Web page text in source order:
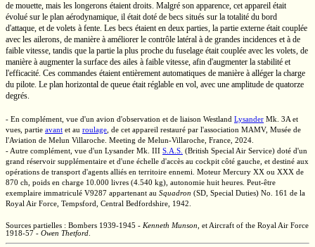
de mouette, mais les longerons étaient droits. Malgré son apparence, cet appareil était
évolué sur le plan aérodynamique, il était doté de becs situés sur la totalité du bord
d'attaque, et de volets à fente. Les becs étaient en deux parties, la partie externe était couplée
avec les ailerons, de manière à améliorer le contrôle latéral à de grandes incidences et à de
faible vitesse, tandis que la partie la plus proche du fuselage était couplée avec les volets, de
manière à augmenter la surface des ailes à faible vitesse, afin d'augmenter la stabilité et
l'efficacité. Ces commandes étaient entièrement automatiques de manière à alléger la charge
du pilote. Le plan horizontal de queue était réglable en vol, avec une amplitude de quatorze
degrés.
- En complément, vue d'un avion d'observation et de liaison Westland Lysander Mk. 3A et
vues, partie avant et au roulage , de cet appareil restauré par l'association MAMV, Musée de
l'Aviation de Melun Villaroche. Meeting de Melun-Villaroche, France, 2024.
- Autre complément, vue d'un Lysander Mk. III S.A.S. (British Special Air Service) doté d'un
grand réservoir supplémentaire et d'une échelle d'accès au cockpit côté gauche, et destiné aux
opérations de transport d'agents alliés en territoire ennemi. Moteur Mercury XX ou XXX de
870 ch, poids en charge 10.000 livres (4.540 kg), autonomie huit heures. Peut-être
exemplaire immatriculé V9287 appartenant au Squadron (SD, Special Duties) No. 161 de la
Royal Air Force, Tempsford, Central Bedfordshire, 1942.
Sources partielles : Bombers 1939-1945 - Kenneth Munson
et Aircraft of the Royal Air Force
1918-57 - Owen Thetford